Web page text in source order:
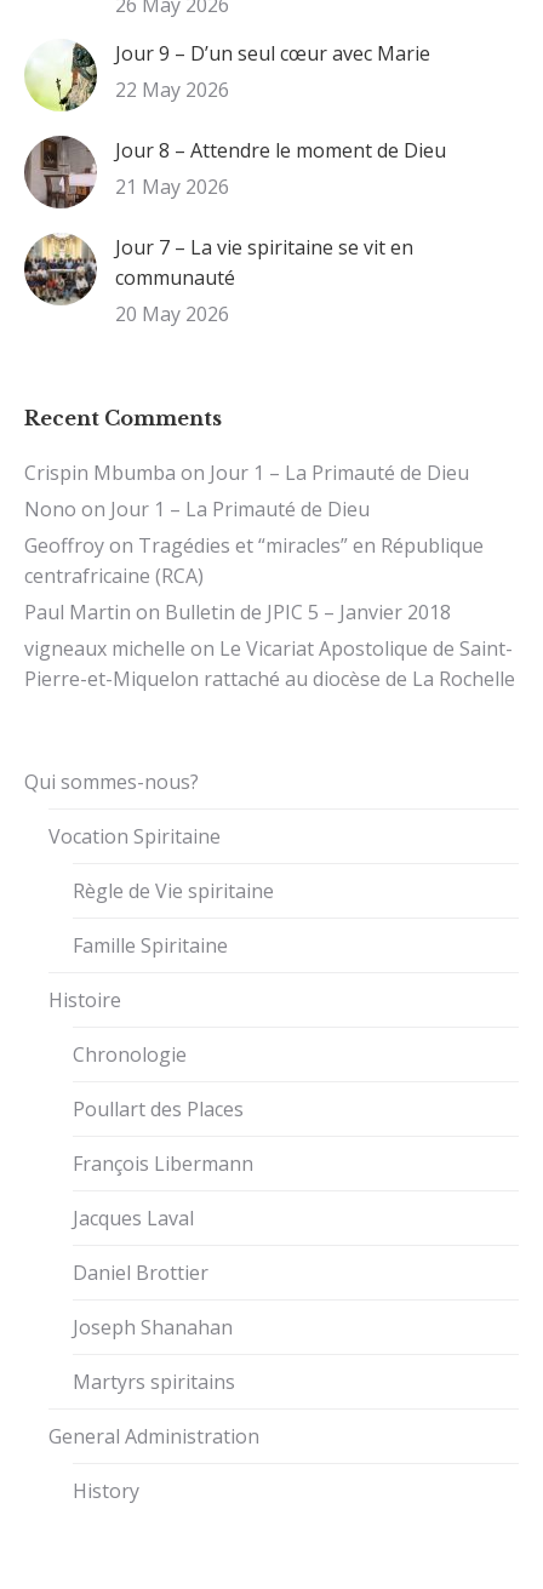
Jour 9 – D’un seul cœur avec Marie
22 May 2026
Jour 8 – Attendre le moment de Dieu
21 May 2026
Jour 7 – La vie spiritaine se vit en
communauté
20 May 2026
Recent Comments
Crispin Mbumba on Jour 1 – La Primauté de Dieu
Nono on Jour 1 – La Primauté de Dieu
Geoffroyon Tragédies et “miracles” en République
centrafricaine (RCA)
Paul Martin on Bulletin de JPIC 5 – Janvier 2018
vigneaux michelle on Le Vicariat Apostolique de Saint-
Pierre-et-Miquelon rattaché au diocèse de La Rochelle
Qui sommes-nous?
Vocation Spiritaine
Règle de Vie spiritaine
Famille Spiritaine
Histoire
Chronologie
Poullart des Places
François Libermann
Jacques Laval
Daniel Brottier
Joseph Shanahan
Martyrs spiritains
General Administration
History